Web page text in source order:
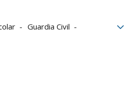
Guardia Civil